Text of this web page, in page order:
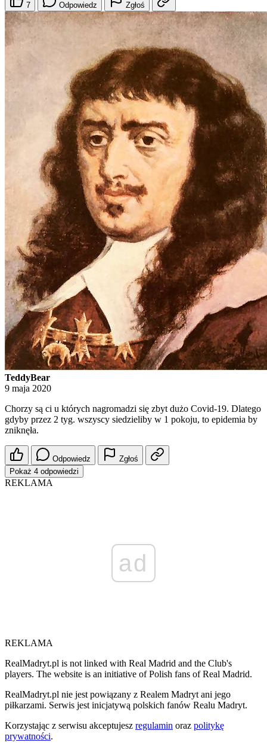
7 Odpowiedz Zgłoś
TeddyBear
9 maja 2020
Chorzy są ci u których nagromadzi się zbyt dużo Covid-19. Dlatego
gdyby przez 2 tyg. wszyscy siedzieliby w 1 pokoju, to epidemia by
zniknęła.
Odpowiedz
Zgłoś
Pokaż 4 odpowiedzi
REKLAMA
ad
REKLAMA
RealMadryt.pl is not linked with Real Madrid and the Club's
players. The website is an initiative of Polish fans of Real Madrid.
RealMadryt.pl nie jest powiązany z Realem Madryt ani jego
piłkarzami. Serwis jest inicjatywą polskich fanów Realu Madryt.
Korzystając z serwisu akceptujesz regulamin oraz politykę
prywatności.